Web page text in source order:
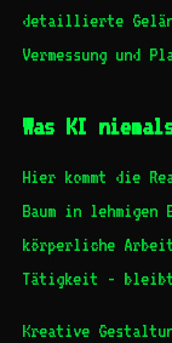
detaillierte
Vermessung und
Was KI
Hier kommt die
Baum in lehmigen
körperliche
Tätigkeit - bleibt
Kreative